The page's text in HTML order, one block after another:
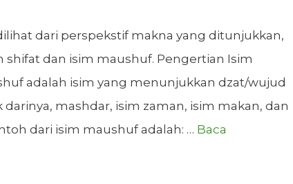
dari perspekstif makna yang ditunjukkan,
shifat dan isim maushuf. Pengertian Isim
mashdar, isim zaman, isim makan, dan
dari isim maushuf adalah: … Baca